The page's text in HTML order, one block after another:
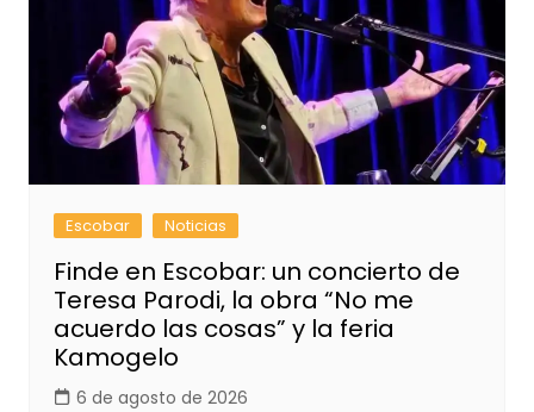
Escobar Noticias
Finde en Escobar: un concierto de
Teresa Parodi, la obra “No me
acuerdo las cosas” y la feria
Kamogelo
6 de agosto de 2026